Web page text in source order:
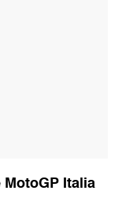
Italia